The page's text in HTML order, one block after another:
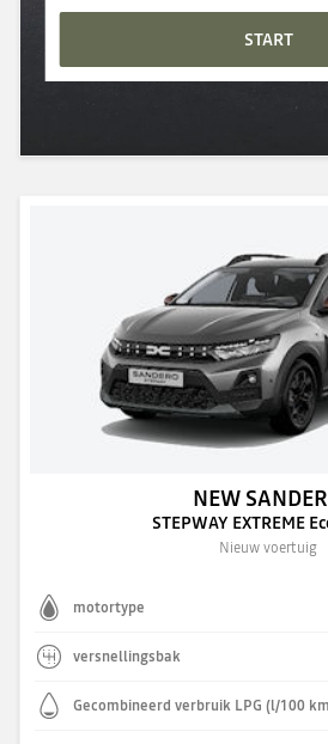
START
NEW
STEPWAY EXTREME
Nieuw voertuig
motortype
versnellingsbak
Gecombineerd verbruik LPG (l/100